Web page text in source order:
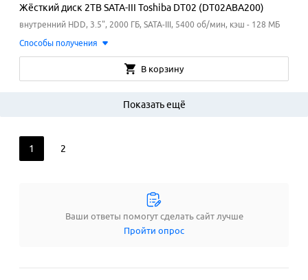
Жёсткий диск 2TB SATA-III Toshiba DT02 (DT02ABA200)
внутренний HDD, 3.5", 2000 ГБ, SATA-III, 5400 об/мин, кэш - 128 МБ
Способы получения
В корзину
1 2
Показать ещё
Ваши ответы помогут сделать сайт лучше
Пройти опрос